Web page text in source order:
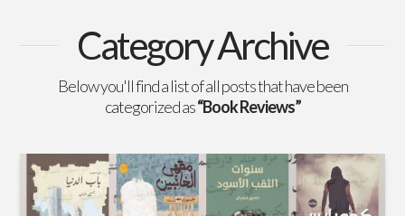
Book Reviews
Movie Reviews
Web Design
Photography
Category Archive
Below you'll find a list of all posts that have been
categorized as“Book Reviews”